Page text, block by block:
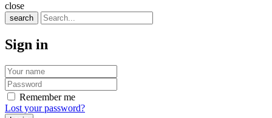
close
search
Sign in
Remember me
Lost your password?